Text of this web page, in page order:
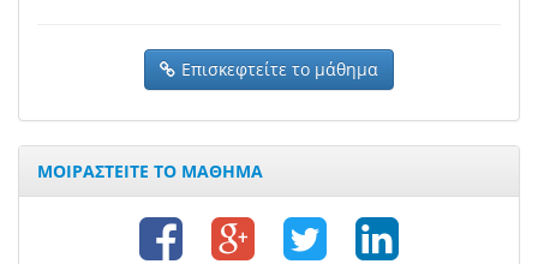
Επισκεφτείτε το μάθημα
ΜΟΙΡΑΣΤΕΙΤΕ ΤΟ ΜΑΘΗΜΑ